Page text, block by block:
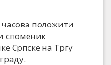
часова положити
споменик
Српске на Тргу